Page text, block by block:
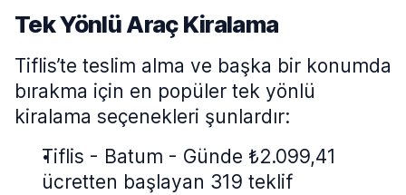
Tek Yönlü Araç Kiralama
Tiflis’te teslim alma ve başka bir konumda
bırakma için en popüler tek yönlü
kiralama seçenekleri şunlardır:
Tiflis - Batum - Günde ₺2.099,41
ücretten başlayan 319 teklif